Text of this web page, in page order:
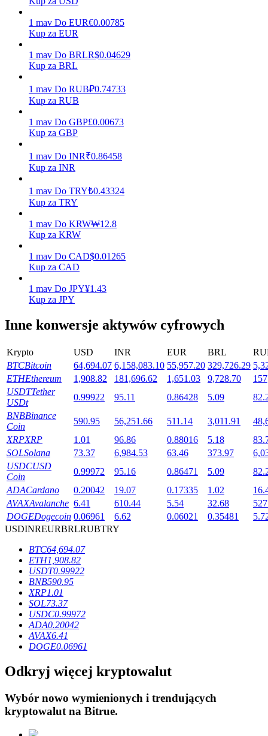
Mocna Świnka
Codziennie zdobywaj konkurencyjne nagrody
Stawianie
Wysokie zyski i natychmiastowy dostęp
Launchpool
Elastyczne stawianie zakładów, aby zarabiać na popularnych
tokenach
Ekskluzywne inwestycje dla posiadaczy BTR
Pożyczki
Usługa pożyczek wspieranych kryptowalutami
1 mav Do EUR€0.00785
Kup za EUR
1 mav Do BRLR$0.04629
Kup za BRL
1 mav Do RUB₽0.74733
Kup za RUB
1 mav Do GBP£0.00673
Kup za GBP
1 mav Do INR₹0.86458
Kup za INR
1 mav Do TRY₺0.43324
Kup za TRY
1 mav Do KRW₩12.8
Kup za KRW
1 mav Do CAD$0.01265
Kup za CAD
1 mav Do JPY¥1.43
Kup za JPY
Inne konwersje aktywów cyfrowych
Krypto USD INR EUR BRL
BTCBitcoin 64,694.07 6,158,083.10 55,957.20 329,726.29
ETHEthereum 1,908.82 181,696.62 1,651.03 9,728.70
USDTTether
USDt
0.99922 95.11 0.86428 5.09
BNBBinance
Coin
590.95 56,251.66 511.14 3,011.91
XRPXRP 1.01 96.86 0.88016 5.18
SOLSolana 73.37 6,984.53 63.46 373.97
USDCUSD
Coin
0.99972 95.16 0.86471 5.09
ADACardano 0.20042 19.07 0.17335 1.02
AVAXAvalanche 6.41 610.44 5.54 32.68
DOGEDogecoin 0.06961 6.62 0.06021 0.35481
USDINREURBRLRUBTRY
BTC64,694.07
ETH1,908.82
USDT0.99922
BNB590.95
XRP1.01
SOL73.37
USDC0.99972
ADA0.20042
AVAX6.41
DOGE0.06961
Odkryj więcej kryptowalut
Wybór nowo wymienionych i trendujących
kryptowalut na Bitrue.